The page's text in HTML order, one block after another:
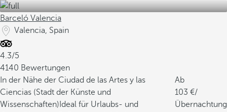
Barceló Valencia
Valencia, Spain
4.3/5
4140 Bewertungen
In der Nähe der Ciudad de las Artes y las
Ciencias (Stadt der Künste und
Wissenschaften) Ideal für Urlaubs- und
Ab
103
/
Übernachtung